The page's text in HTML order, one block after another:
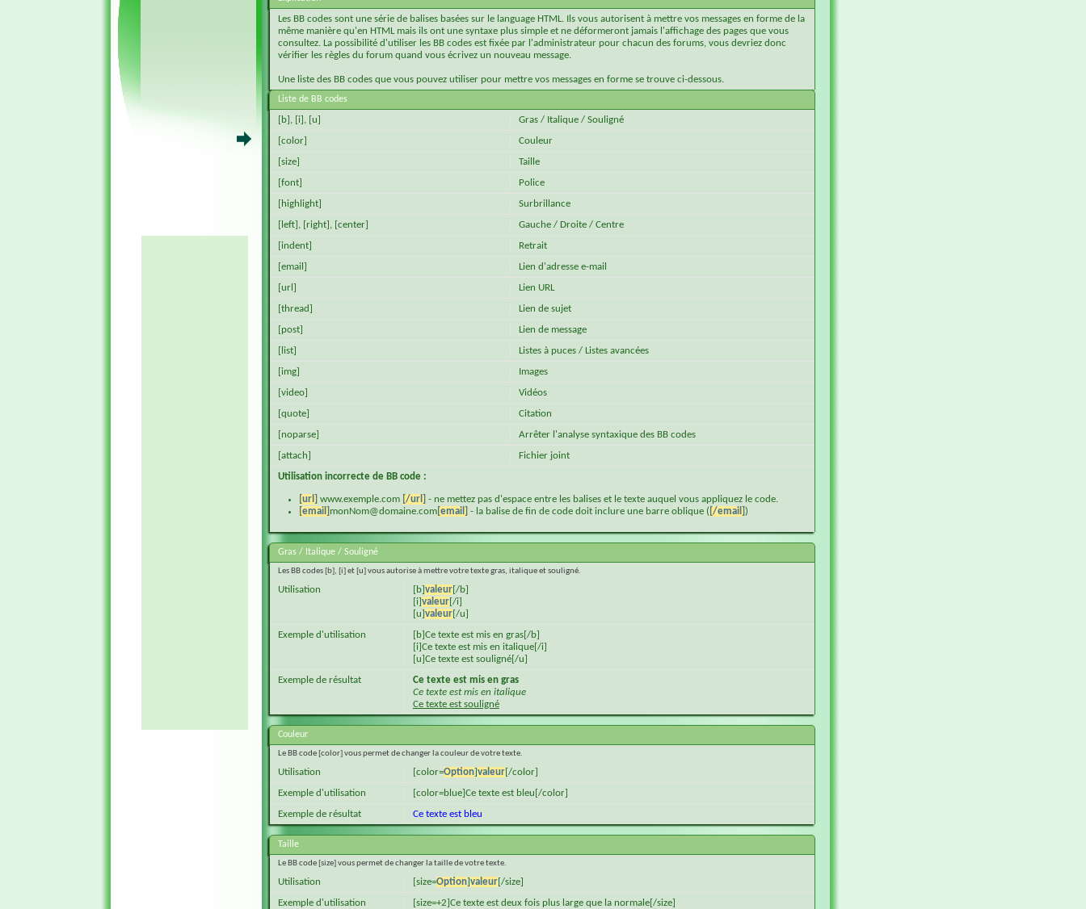
Les BB codes sont une série de balises basées sur le language HTML. Ils vous autorisent à mettre vos messages en forme de la
même manière qu'en HTML mais ils ont une syntaxe plus simple et ne déformeront jamais l'affichage des pages que vous
consultez. La possibilité d'utiliser les BB codes est fixée par l'administrateur pour chacun des forums, vous devriez donc
vérifier les règles du forum quand vous écrivez un nouveau message.
Une liste des BB codes que vous pouvez utiliser pour mettre vos messages en forme se trouve ci-dessous.
Liste de BB codes
Gras / Italique / Souligné
[b] , [i] , [u]
Couleur
[color]
Taille
[size]
Police
[font]
Surbrillance
[highlight]
Gauche / Droite / Centre
[left] , [right] , [center]
Retrait
[indent]
Lien d'adresse e-mail
[email]
Lien URL
[url]
Lien de sujet
[thread]
Lien de message
[post]
Listes à puces / Listes avancées
[list]
Images
[img]
Vidéos
[video]
Citation
[quote]
Arrêter l'analyse syntaxique des BB codes
[noparse]
Fichier joint
[attach]
Utilisation incorrecte de BB code :
[url] www.exemple.com [/url] - ne mettez pas d'espace entre les balises et le texte auquel vous appliquez le code.
[email] monNom@domaine.com[email] - la balise de fin de code doit inclure une barre oblique ( [/email])
Gras / Italique / Souligné
Les BB codes [b], [i] et [u] vous autorise à mettre votre texte gras, italique et souligné.
[b]valeur[/b]
[i]valeur[/i]
[u]valeur[/u]
Utilisation
[b]Ce texte est mis en gras[/b]
[i]Ce texte est mis en italique[/i]
[u]Ce texte est souligné[/u]
Exemple d'utilisation
Ce texte est mis en gras
Ce texte est mis en italique
Ce texte est souligné
Exemple de résultat
Couleur
Le BB code [color] vous permet de changer la couleur de votre texte.
[color=Option]valeur[/color]
Utilisation
[color=blue]Ce texte est bleu[/color]
Exemple d'utilisation
Ce texte est bleu
Exemple de résultat
Taille
Le BB code [size] vous permet de changer la taille de votre texte.
[size=Option]valeur[/size]
Utilisation
[size=+2]Ce texte est deux fois plus large que la normale[/size]
Exemple d'utilisation